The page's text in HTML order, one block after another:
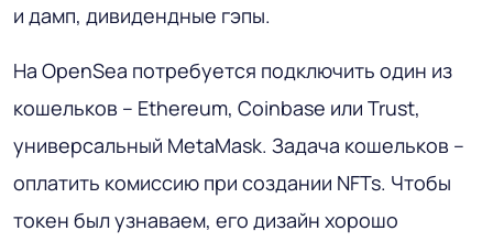
и дамп, дивидендные гэпы.
На OpenSea потребуется подключить один из
кошельков – Ethereum, Coinbase или Trust,
универсальный MetaMask. Задача кошельков –
оплатить комиссию при создании NFTs. Чтобы
токен был узнаваем, его дизайн хорошо